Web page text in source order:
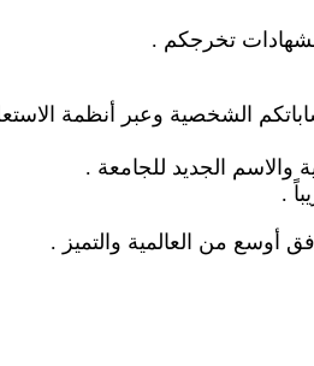
لشهادات تخرجكم .
الشخصية وعبر أنظمة
والاسم الجديد للجامعة .
.
أوسع من العالمية والتميز .